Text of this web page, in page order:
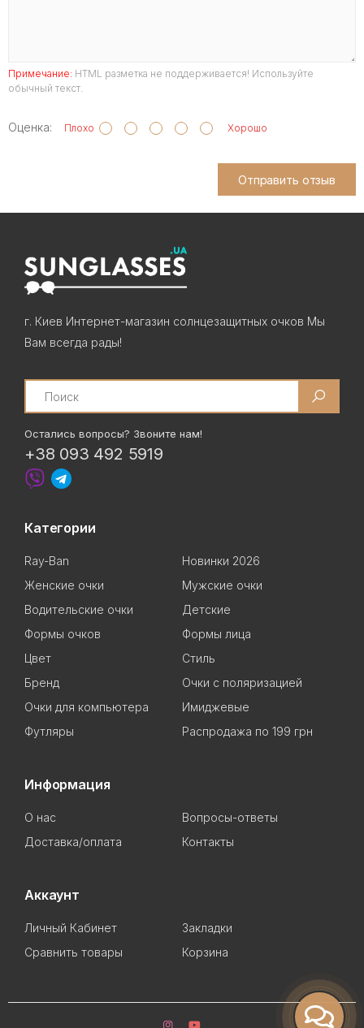
Примечание: HTML разметка не поддерживается! Используйте
обычный текст.
Оценка: Плохо Хорошо
Отправить отзыв
г. Киев Интернет-магазин солнцезащитных очков Мы
Вам всегда рады!
Search
Остались вопросы? Звоните нам!
+38 093 492 5919
Категории
Ray-Ban
Новинки 2026
Женские очки
Мужские очки
Водительские очки
Детские
Формы очков
Формы лица
Цвет
Стиль
Бренд
Очки с поляризацией
Очки для компьютера
Имиджевые
Футляры
Распродажа по 199 грн
Информация
О нас
Вопросы-ответы
Доставка/оплата
Контакты
Аккаунт
Личный Кабинет
Закладки
Сравнить товары
Корзина